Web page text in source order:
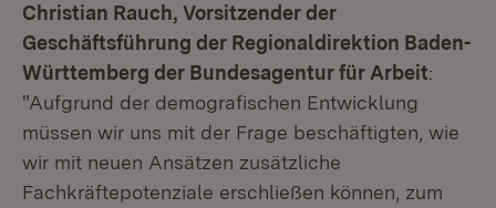
Christian Rauch, Vorsitzender der
Geschäftsführung der Regionaldirektion Baden-
Württemberg der Bundesagentur für Arbeit:
"Aufgrund der demografischen Entwicklung
müssen wir uns mit der Frage beschäftigten, wie
wir mit neuen Ansätzen zusätzliche
Fachkräftepotenziale erschließen können, zum